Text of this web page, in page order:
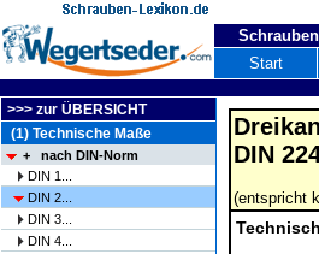
Start
>>> zur ÜBERSICHT
(1) Technische Maße
+ nach DIN-Norm
DIN 1...
DIN 2...
DIN 3...
DIN 4...
DIN
(entspricht